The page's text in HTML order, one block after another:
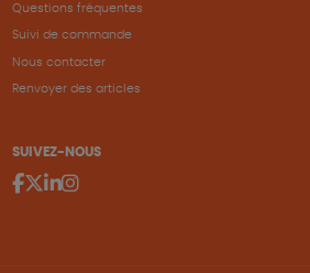
Questions fréquentes
Suivi de commande
Nous contacter
Renvoyer des articles
SUIVEZ-NOUS